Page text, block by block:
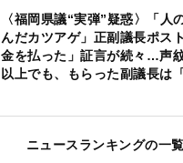
〈福岡県議“実弾”疑惑〉「人
んだカツアゲ」正副議長ポス
金を払った」証言が続々…声
以上でも、もらった副議長は
ニュースランキングの一